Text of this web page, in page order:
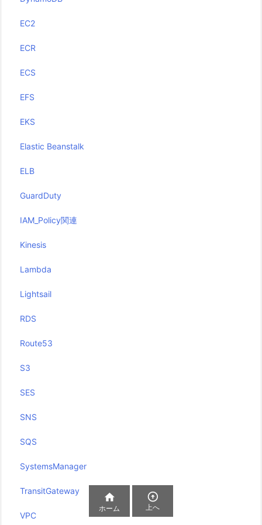
EC2
ECR
ECS
EFS
EKS
Elastic Beanstalk
ELB
GuardDuty
IAM_Policy関連
Kinesis
Lambda
Lightsail
RDS
Route53
S3
SES
SNS
SQS
SystemsManager
TransitGateway
VPC

ホーム

上へ